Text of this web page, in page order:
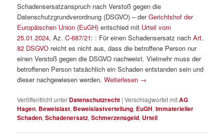
Schadensersatzanspruch nach Verstoß gegen die
Datenschutzgrundverordnung (DSGVO) – derGerichtshof der
Europäischen Union (EuGH) entschied mit Urteil vom
25.01.2024, Az.C-687/21: : Für einen Schadensersatz nachArt.
82 DSGVO reicht es nicht aus, dass die betroffene Person nur
einen Verstoß gegen die DSGVO nachweist. Vielmehr muss der
betroffenen Person tatsächlich ein Schaden entstanden sein und
dieser nachgewiesen werden.Weiterlesen →
Veröffentlicht unter Datenschutzrecht |Verschlagwortet mitAG
Hagen, Beweislast, Beweislastverteilung, EuGH,Immaterieller
Schaden,Schadenersatz,Schmerzensgeld, Urteil